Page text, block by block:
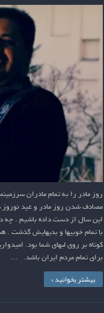
روز مادر را به تمام مادران
با تمام خوبیها و بدیهایش گذشت
کوتاه بر روی لبهای شما بود.
برای تمام مردم ایران باشد. …
بیشتر بخوانید »